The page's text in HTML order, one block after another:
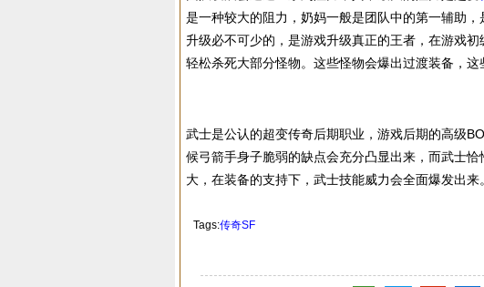
是一种较大的阻力，奶妈一般是团队中的第一辅助
升级必不可少的，是游戏升级真正的王者，在游戏
轻松杀死大部分怪物。这些怪物会爆出过渡装备，这
武士是公认的超变传奇后期职业，游戏后期的高级
候弓箭手身子脆弱的缺点会充分凸显出来，而武士
大，在装备的支持下，武士技能威力会全面爆发出来。
Tags:传奇SF